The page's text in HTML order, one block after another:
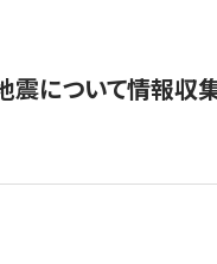
震について情報収